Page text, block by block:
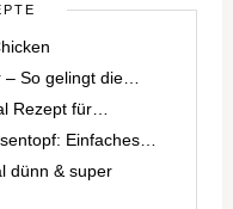
So gelingt die…
Rezept für…
Einfaches…
dünn & super